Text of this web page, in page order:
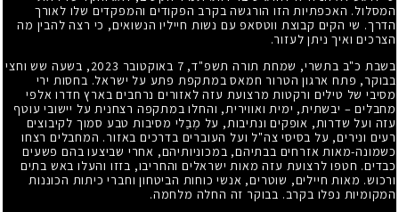
המסלול. האכפתיות הזו הורגשה בקרב הפקודים והמפקדים שלו לאורך
הדרך. שי הקים קבוצת ווטסאפ עם נשות חייליו הנשואים, כי רצה להבין מה
הצרכים ואיך ניתן לעזור.
בשבת כ"ב בתשרי, שמחת תורה תשפ"ד, 7 באוקטובר 2023, בשעה שש וחצי
בבוקר, פתח ארגון הטרור חמאס במתקפת פתע על ישראל. בחסות ירי
מסיבי של טילים ורקטות מרצועת עזה לאזורים נרחבים בארץ חדרו אלפי
מחבלים – יבשתית, ימית ואווירית, והחלו במתקפה רצחנית על יישובי עוטף
עזה ועל שדרות, אופקים ונתיבות, על מְבַלי מסיבות טבע סמוך לקיבוצים
רעים ונירים, על בסיסי צה"ל ועל העוברים בדרכים באזור. המחבלים רצחו
כשמונה-מאות אזרחים בבתיהם, במכוניותיהם, אחרי שביצעו בהם פשעים
כבדים. חטפו לרצועת עזה מאות ישראלים והחריבו, בזזו והעלו באש בתים
ורכוש. מאות חיילים, שוטרים, אנשי כוחות הביטחון וחברי כיתות הכוננות
המקומיות נפלו בקרב. בבוקר זה החלה מלחמה.